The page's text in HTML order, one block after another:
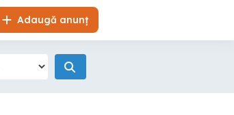
Adaugă anunț